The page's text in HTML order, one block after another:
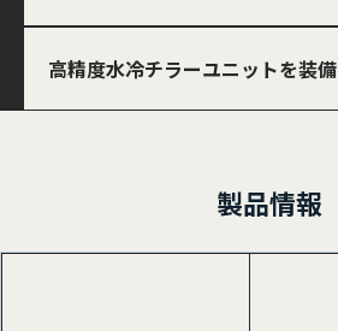
高精度水冷チラーユニットを装備
製品情報